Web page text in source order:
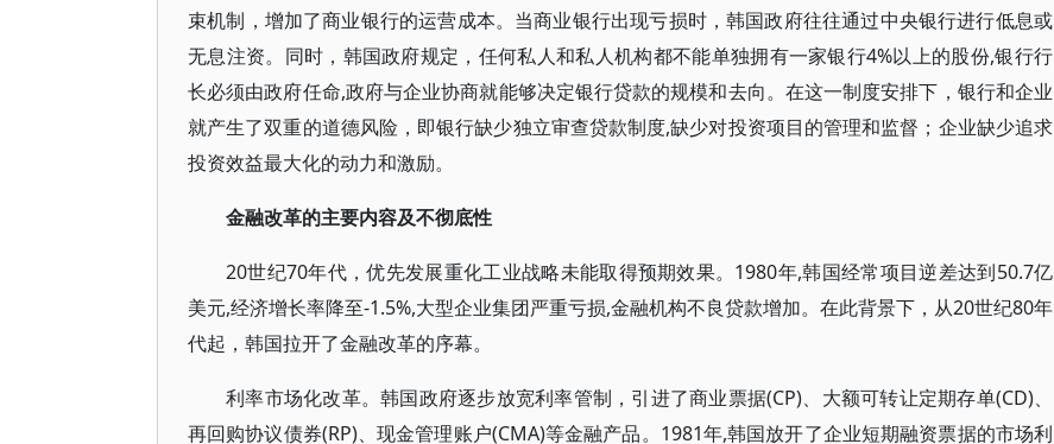
束机制，增加了商业银行的运营成本。当商业银行出现亏损时，韩国政府往往通过中央银行进行低息或
无息注资。同时，韩国政府规定，任何私人和私人机构都不能单独拥有一家银行4%以上的股份,银行行
长必须由政府任命,政府与企业协商就能够决定银行贷款的规模和去向。在这一制度安排下，银行和企业
就产生了双重的道德风险，即银行缺少独立审查贷款制度,缺少对投资项目的管理和监督；企业缺少追求
投资效益最大化的动力和激励。
金融改革的主要内容及不彻底性
20世纪70年代，优先发展重化工业战略未能取得预期效果。1980年,韩国经常项目逆差达到50.7亿
美元,经济增长率降至-1.5%,大型企业集团严重亏损,金融机构不良贷款增加。在此背景下，从20世纪80年
代起，韩国拉开了金融改革的序幕。
利率市场化改革。韩国政府逐步放宽利率管制，引进了商业票据(CP)、大额可转让定期存单(CD)、
再回购协议债券(RP)、现金管理账户(CMA)等金融产品。1981年,韩国放开了企业短期融资票据的市场利